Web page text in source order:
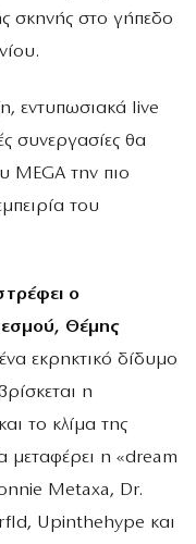
σκηνής στο γήπεδο
εντυπωσιακά live
συνεργασίες θα
MEGA την πιο
του
ο
Θέμης
εκρηκτικό δίδυμο
η
το κλίμα της
η «dream
Metaxa, Dr.
Upinthehype και